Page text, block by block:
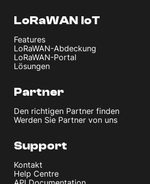
LoRaWAN IoT
Features
LoRaWAN-Abdeckung
LoRaWAN-Portal
Lösungen
Partner
Den richtigen Partner finden
Werden Sie Partner von uns
Support
Kontakt
Help Centre